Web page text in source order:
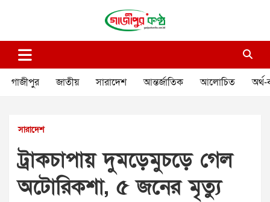
গাজীপুর কণ্ঠ
গাজীপুর জাতীয় সারাদেশ আন্তর্জাতিক আলোচিত অর্থ-
সারাদেশ
ট্রাকচাপায় দুমড়েমুচড়ে গেল
অটোরিকশা, ৫ জনের মৃত্যু